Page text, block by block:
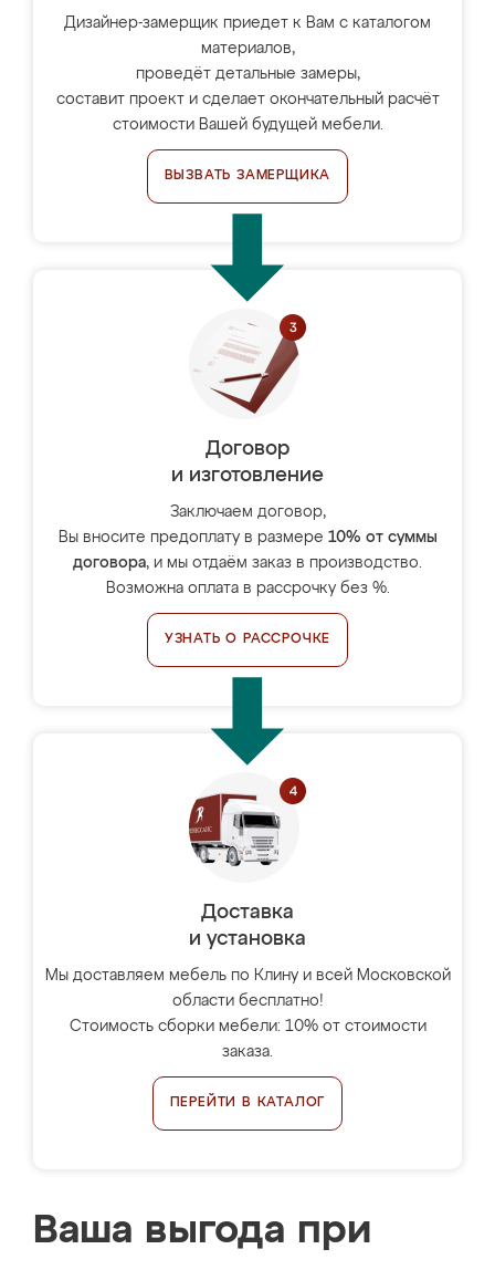
Дизайнер-замерщик приедет к Вам с каталогом
материалов,
проведёт детальные замеры,
составит проект и сделает окончательный расчёт
стоимости Вашей будущей мебели.
ВЫЗВАТЬ ЗАМЕРЩИКА
Договор
и изготовление
Заключаем договор,
Вы вносите предоплату в размере 10% от суммы
договора, и мы отдаём заказ в производство.
Возможна оплата в рассрочку без %.
УЗНАТЬ О РАССРОЧКЕ
Доставка
и установка
Мы доставляем мебель по Клину и всей Московской
области бесплатно!
Стоимость сборки мебели: 10% от стоимости
заказа.
ПЕРЕЙТИ В КАТАЛОГ
Ваша выгода при